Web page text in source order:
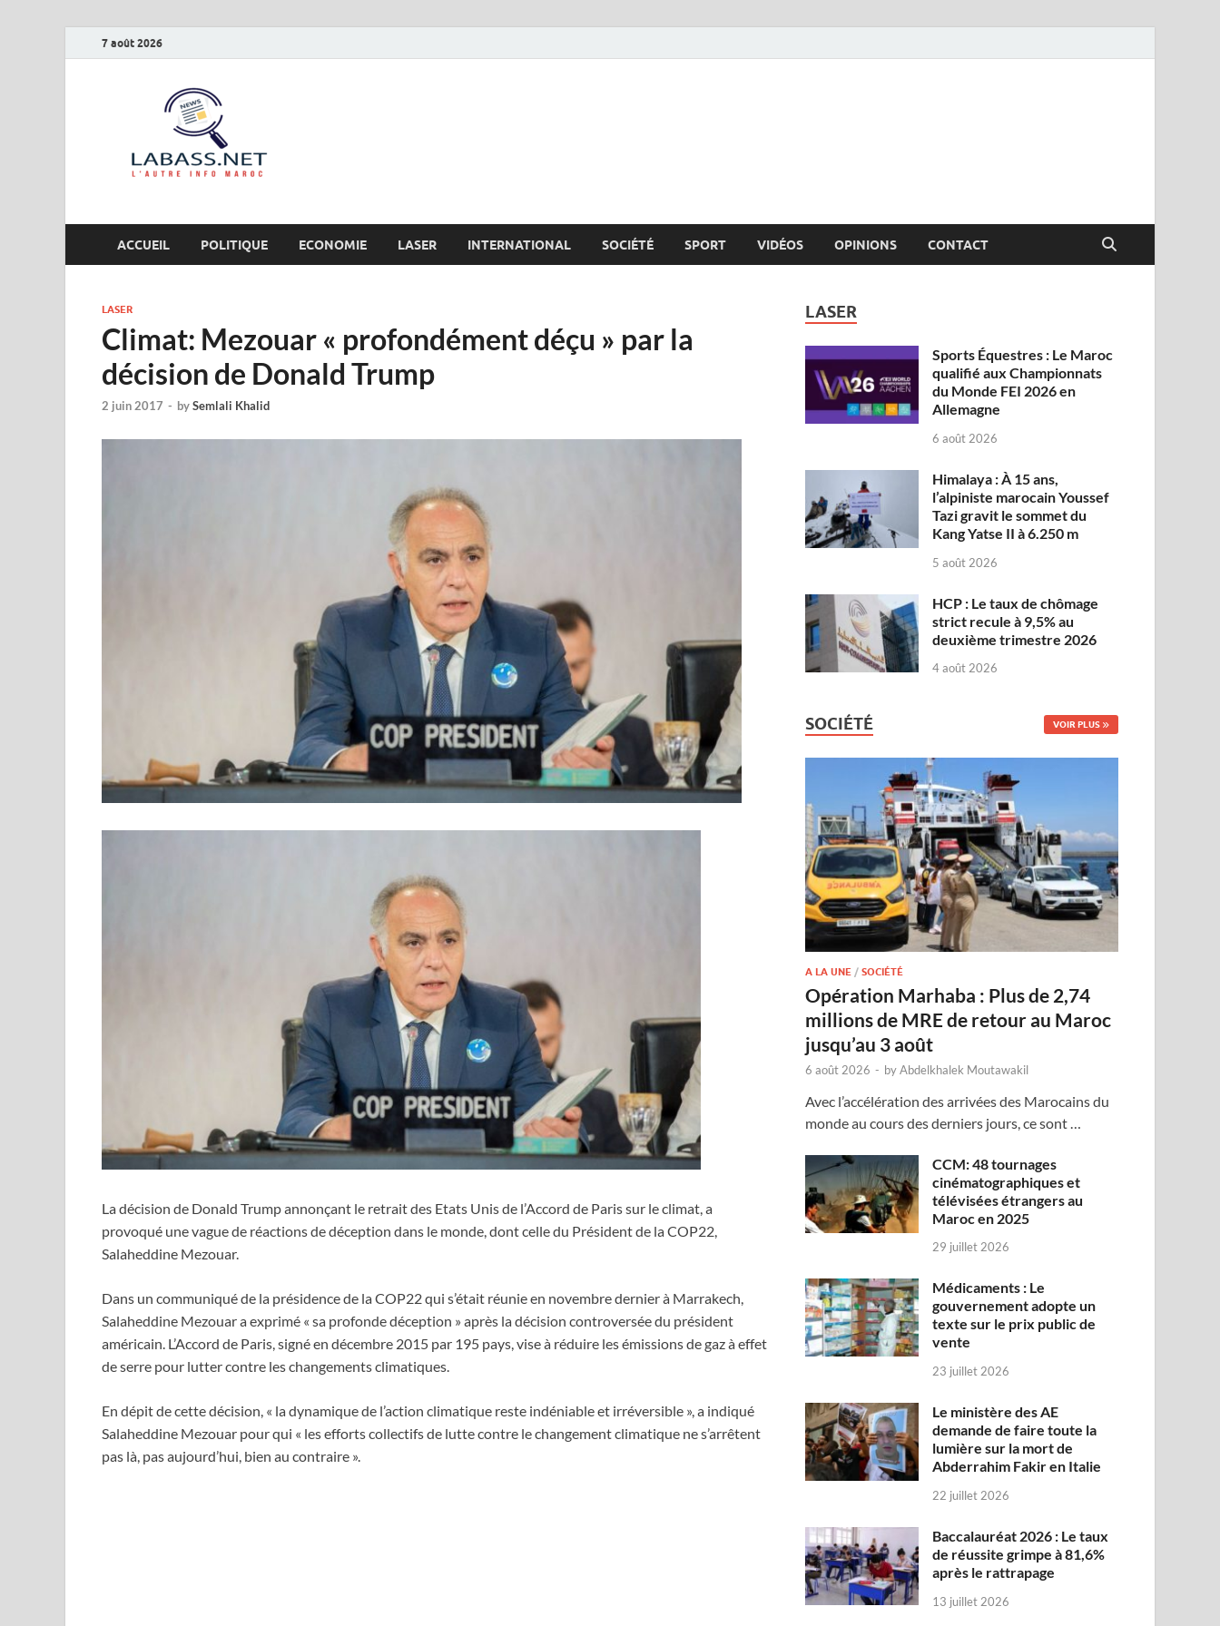
7 août 2026
ACCUEIL POLITIQUE ECONOMIE LASER INTERNATIONAL SOCIÉTÉ SPORT VIDÉOS OPINIONS CONTACT
LASER
Climat: Mezouar « profondément déçu » par la
décision de Donald Trump
2 juin 2017 - bySemlali Khalid
La décision de Donald Trump annonçant le retrait des Etats Unis de l’Accord de Paris sur le climat, a
provoqué une vague de réactions de déception dans le monde, dont celle du Président de la COP22,
Salaheddine Mezouar.
Dans un communiqué de la présidence de la COP22 qui s’était réunie en novembre dernier à Marrakech,
Salaheddine Mezouar a exprimé « sa profonde déception » après la décision controversée du président
américain. L’Accord de Paris, signé en décembre 2015 par 195 pays, vise à réduire les émissions de gaz à effet
de serre pour lutter contre les changements climatiques.
En dépit de cette décision, « la dynamique de l’action climatique reste indéniable et irréversible », a indiqué
Salaheddine Mezouar pour qui « les efforts collectifs de lutte contre le changement climatique ne s’arrêtent
pas là, pas aujourd’hui, bien au contraire ».
LASER
Sports Équestres : Le Maroc
qualifié aux Championnats
du Monde FEI 2026 en
Allemagne
6 août 2026
Himalaya : À 15 ans,
l’alpiniste marocain Youssef
Tazi gravit le sommet du
Kang Yatse II à 6.250 m
5 août 2026
HCP : Le taux de chômage
strict recule à 9,5% au
deuxième trimestre 2026
4 août 2026
SOCIÉTÉ VOIR PLUS
A LA UNE /SOCIÉTÉ
Opération Marhaba : Plus de 2,74
millions de MRE de retour au Maroc
jusqu’au 3 août
6 août 2026 - byAbdelkhalek Moutawakil
Avec l’accélération des arrivées des Marocains du
monde au cours des derniers jours, ce sont …
CCM: 48 tournages
cinématographiques et
télévisées étrangers au
Maroc en 2025
29 juillet 2026
Médicaments : Le
gouvernement adopte un
texte sur le prix public de
vente
23 juillet 2026
Le ministère des AE
demande de faire toute la
lumière sur la mort de
Abderrahim Fakir en Italie
22 juillet 2026
Baccalauréat 2026 : Le taux
de réussite grimpe à 81,6%
après le rattrapage
13 juillet 2026